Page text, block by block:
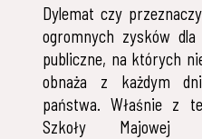
Dylemat czy
ogromnych zysków dla
publiczne, na których
obnaża z każdym
państwa. Właśnie z
Szkoły Majowej